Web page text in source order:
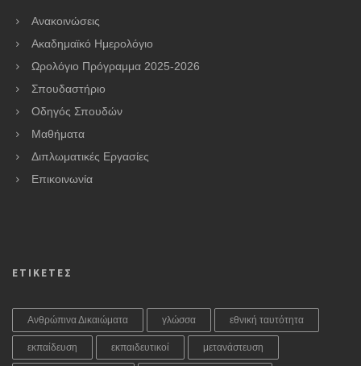
Ανακοινώσεις
Ακαδημαϊκό Ημερολόγιο
Ωρολόγιο Πρόγραμμα 2025-2026
Σπουδαστήριο
Οδηγός Σπουδών
Μαθήματα
Διπλωματικές Εργασίες
Επικοινωνία
ΕΤΙΚΕΤΕΣ
Ανθρώπινα Δικαιώματα γλώσσα εθνική ταυτότητα
εκπαίδευση εκπαιδευτικοί μετανάστευση